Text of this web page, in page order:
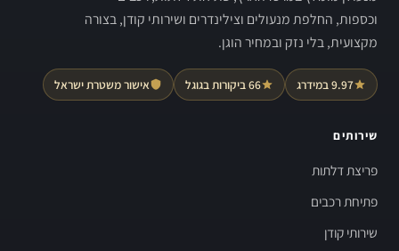
וכספות, החלפת מנעולים וצילינדרים ושירותי קודן, בצורה
מקצועית, בלי נזק ובמחיר הוגן.
9.97 במידרג 66 ביקורות בגוגל אישור משטרת ישראל
שירותים
פריצת דלתות
פתיחת רכבים
שירותי קודן